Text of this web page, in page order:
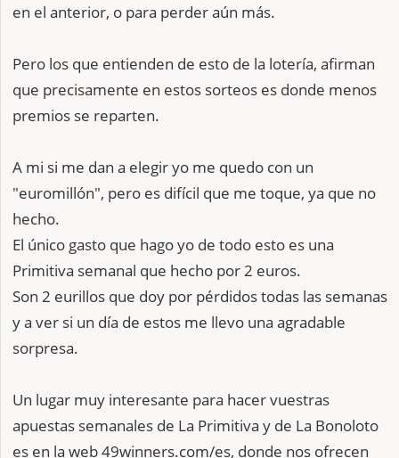
en el anterior, o para perder aún más.
Pero los que entienden de esto de la lotería, afirman
que precisamente en estos sorteos es donde menos
premios se reparten.
A mi si me dan a elegir yo me quedo con un
"euromillón", pero es difícil que me toque, ya que no
hecho.
El único gasto que hago yo de todo esto es una
Primitiva semanal que hecho por 2 euros.
Son 2 eurillos que doy por pérdidos todas las semanas
y a ver si un día de estos me llevo una agradable
sorpresa.
Un lugar muy interesante para hacer vuestras
apuestas semanales de La Primitiva y de La Bonoloto
es en la web 49winners.com/es, donde nos ofrecen